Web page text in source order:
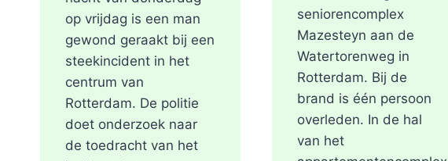
op vrijdag is een man
gewond geraakt bij een
steekincident in het
centrum van
Rotterdam. De politie
doet onderzoek naar
de toedracht van het
seniorencomplex
Mazesteyn aan de
Watertorenweg in
Rotterdam. Bij de
brand is één persoon
overleden. In de hal
van het